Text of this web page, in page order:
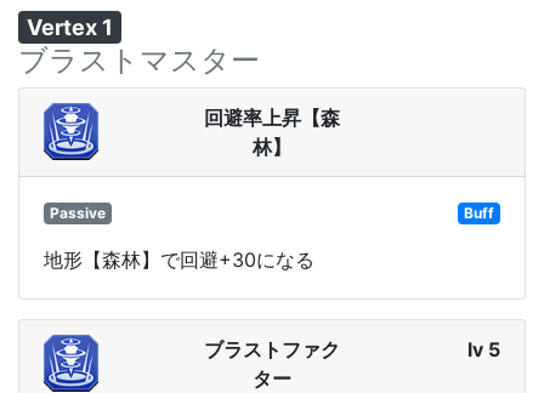
Vertex 1
ブラストマスター
回避率上昇【森
林】
Passive Buff
地形【森林】で回避+30になる
ブラストファク
ター
lv 5